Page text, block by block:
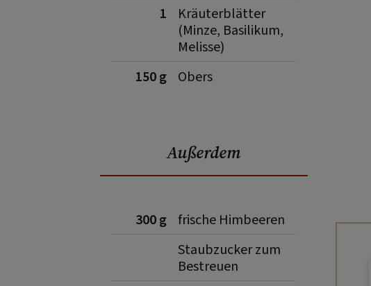
1
Kräuterblätter
(Minze, Basilikum,
Melisse)
150 g
Obers
Außerdem
300 g frische Himbeeren
Staubzucker zum
Bestreuen